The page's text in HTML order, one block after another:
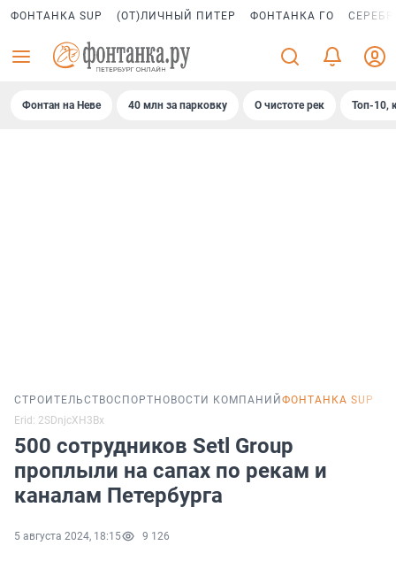
ФОНТАНКА SUP (ОТ)ЛИЧНЫЙ ПИТЕР ФОНТАНКА ГО
Фонтан на Неве 40 млн за парковку О чистоте рек Топ-10,
СТРОИТЕЛЬСТВОСПОРТ НОВОСТИ КОМПАНИЙ ФОНТАНКА SUP
Erid: 2SDnjcXH3Bx
500 сотрудников Setl Group
проплыли на сапах по рекам и
каналам Петербурга
5 августа 2024, 18:15 9 126